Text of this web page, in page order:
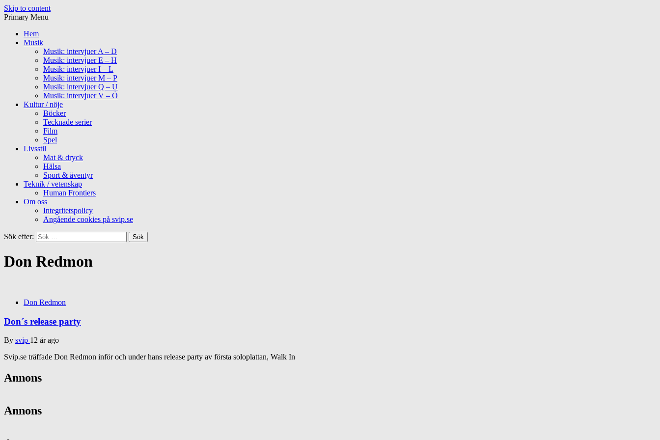
Skip to content
Primary Menu
Hem
Musik
Musik: intervjuer A – D
Musik: intervjuer E – H
Musik: intervjuer I – L
Musik: intervjuer M – P
Musik: intervjuer Q – U
Musik: intervjuer V – Ö
Kultur / nöje
Böcker
Tecknade serier
Film
Spel
Livsstil
Mat & dryck
Hälsa
Sport & äventyr
Teknik / vetenskap
Human Frontiers
Om oss
Integritetspolicy
Angående cookies på svip.se
Sök efter:
Don Redmon
Don Redmon
Don´s release party
By svip 12 år ago
Svip.se träffade Don Redmon inför och under hans release party av första soloplattan, Walk In
Annons
Annons